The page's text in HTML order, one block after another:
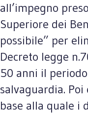
all’impegno
Superiore dei
possibile” per
Decreto legge
50 anni il
salvaguardia.
base alla quale i